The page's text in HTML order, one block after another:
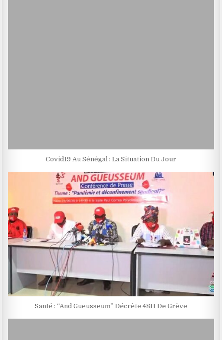
Covid19 Au Sénégal : La Situation Du Jour
Santé : “And Gueusseum” Décrète 48H De Grève